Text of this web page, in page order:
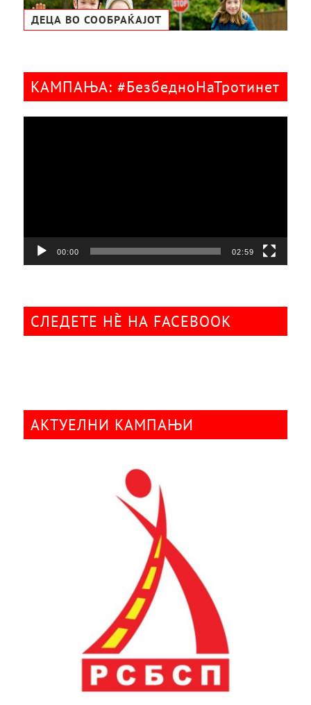
ДЕЦА ВО СООБРАЌАЈОТ
КАМПАЊА: #БезбедноНаТротинет
00:00 02:59
СЛЕДЕТЕ НÈ НА FACEBOOK
АКТУЕЛНИ КАМПАЊИ